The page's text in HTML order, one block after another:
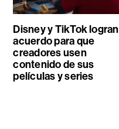
Disney y TikTok logran
acuerdo para que
creadores usen
contenido de sus
películas y series